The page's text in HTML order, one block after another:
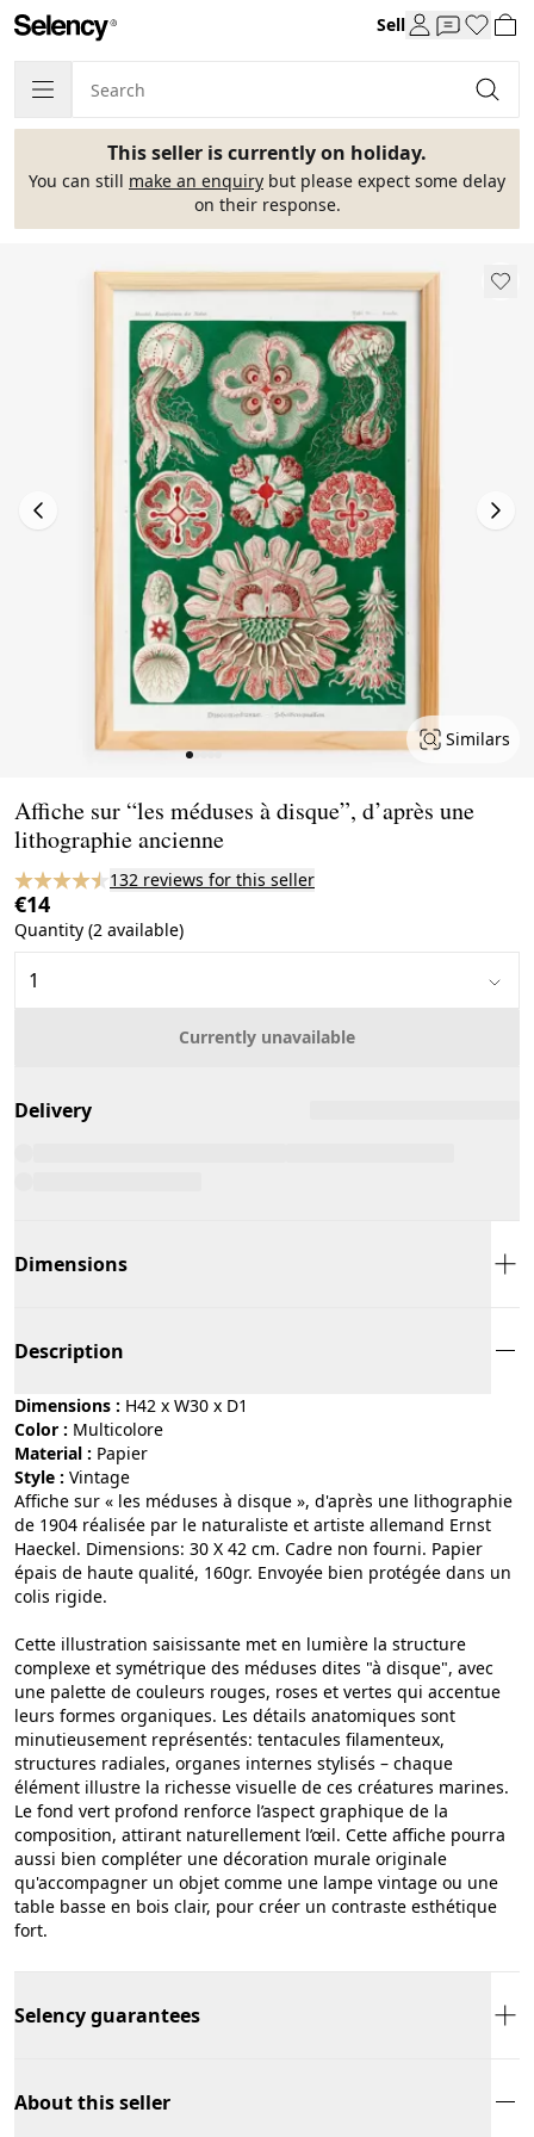
Sell
This seller is currently on holiday.
You can still make an enquiry but please expect some delay
on their response.
Similars
Affiche sur “les méduses à disque”, d’après une
lithographie ancienne
132 reviews for this seller
€14
Quantity (2 available)
Currently unavailable
Delivery
Dimensions
Description
Dimensions : H42 x W30 x D1
Color :
multicolore
Material :
papier
Style :
vintage
Affiche sur « les méduses à disque », d'après une lithographie
de 1904 réalisée par le naturaliste et artiste allemand Ernst
Haeckel. Dimensions: 30 X 42 cm. Cadre non fourni. Papier
épais de haute qualité, 160gr. Envoyée bien protégée dans un
colis rigide.
Cette illustration saisissante met en lumière la structure
complexe et symétrique des méduses dites "à disque", avec
une palette de couleurs rouges, roses et vertes qui accentue
leurs formes organiques. Les détails anatomiques sont
minutieusement représentés: tentacules filamenteux,
structures radiales, organes internes stylisés – chaque
élément illustre la richesse visuelle de ces créatures marines.
Le fond vert profond renforce l’aspect graphique de la
composition, attirant naturellement l’œil. Cette affiche pourra
aussi bien compléter une décoration murale originale
qu'accompagner un objet comme une lampe vintage ou une
table basse en bois clair, pour créer un contraste esthétique
fort.
Selency guarantees
About this seller